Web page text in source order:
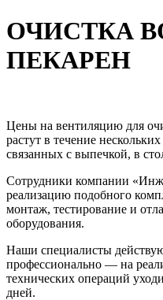
ОЧИСТКА
ПЕКАРЕН
Цены на вентиляцию для
растут в течение
связанных с выпечкой, в
Сотрудники компании
реализацию подобного
монтаж, тестирование и
оборудования.
Наши специалисты
профессионально — на
технических операций
дней.